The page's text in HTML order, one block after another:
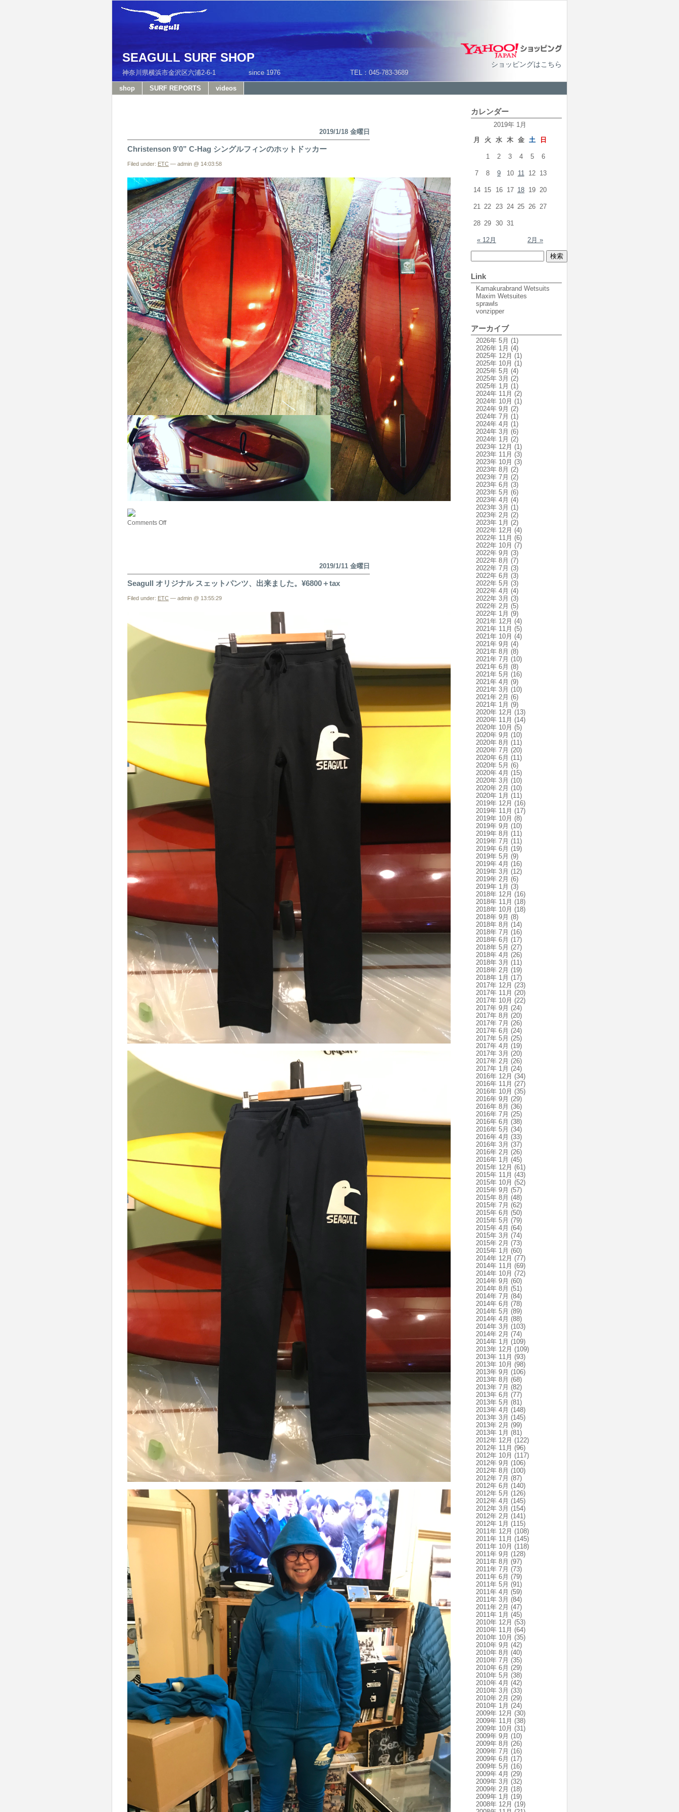
SEAGULL SURF SHOP
神奈川県横浜市金沢区六浦2-6-1 since 1976 TEL：045-783-3689
ショッピングはこちら
shop SURF REPORTS videos
2019/1/18 金曜日
Christenson 9’0” C-Hag シングルフィンのホットドッカー
Filed under: ETC — admin @ 14:03:58
Comments Off
2019/1/11 金曜日
Seagull オリジナル スェットパンツ、出来ました。¥6800＋tax
Filed under: ETC — admin @ 13:55:29
カレンダー
2019年 1月
月
火 水 木 金 土 日
« 12月 2月 »
1 2 3 4 5 6
7 8 9 10 11 12 13
14 15 16 17 18 19 20
21 22 23 24 25 26 27
28 29 30 31
Link
Kamakurabrand Wetsuits
Maxim Wetsuites
sprawls
vonzipper
アーカイブ
2026年 5月 (1)
2026年 1月 (4)
2025年 12月 (1)
2025年 10月 (1)
2025年 5月 (4)
2025年 3月 (2)
2025年 1月 (1)
2024年 11月 (2)
2024年 10月 (1)
2024年 9月 (2)
2024年 7月 (1)
2024年 4月 (1)
2024年 3月 (6)
2024年 1月 (2)
2023年 12月 (1)
2023年 11月 (3)
2023年 10月 (3)
2023年 8月 (2)
2023年 7月 (2)
2023年 6月 (3)
2023年 5月 (6)
2023年 4月 (4)
2023年 3月 (1)
2023年 2月 (2)
2023年 1月 (2)
2022年 12月 (4)
2022年 11月 (6)
2022年 10月 (7)
2022年 9月 (3)
2022年 8月 (7)
2022年 7月 (3)
2022年 6月 (3)
2022年 5月 (3)
2022年 4月 (4)
2022年 3月 (3)
2022年 2月 (5)
2022年 1月 (9)
2021年 12月 (4)
2021年 11月 (5)
2021年 10月 (4)
2021年 9月 (4)
2021年 8月 (8)
2021年 7月 (10)
2021年 6月 (8)
2021年 5月 (16)
2021年 4月 (9)
2021年 3月 (10)
2021年 2月 (6)
2021年 1月 (9)
2020年 12月 (13)
2020年 11月 (14)
2020年 10月 (5)
2020年 9月 (10)
2020年 8月 (11)
2020年 7月 (20)
2020年 6月 (11)
2020年 5月 (6)
2020年 4月 (15)
2020年 3月 (10)
2020年 2月 (10)
2020年 1月 (11)
2019年 12月 (16)
2019年 11月 (17)
2019年 10月 (8)
2019年 9月 (10)
2019年 8月 (11)
2019年 7月 (11)
2019年 6月 (19)
2019年 5月 (9)
2019年 4月 (16)
2019年 3月 (12)
2019年 2月 (6)
2019年 1月 (3)
2018年 12月 (16)
2018年 11月 (18)
2018年 10月 (18)
2018年 9月 (8)
2018年 8月 (14)
2018年 7月 (16)
2018年 6月 (17)
2018年 5月 (27)
2018年 4月 (26)
2018年 3月 (11)
2018年 2月 (19)
2018年 1月 (17)
2017年 12月 (23)
2017年 11月 (20)
2017年 10月 (22)
2017年 9月 (24)
2017年 8月 (20)
2017年 7月 (26)
2017年 6月 (24)
2017年 5月 (25)
2017年 4月 (19)
2017年 3月 (20)
2017年 2月 (26)
2017年 1月 (24)
2016年 12月 (34)
2016年 11月 (27)
2016年 10月 (35)
2016年 9月 (29)
2016年 8月 (36)
2016年 7月 (25)
2016年 6月 (38)
2016年 5月 (34)
2016年 4月 (33)
2016年 3月 (37)
2016年 2月 (26)
2016年 1月 (45)
2015年 12月 (61)
2015年 11月 (43)
2015年 10月 (52)
2015年 9月 (57)
2015年 8月 (48)
2015年 7月 (62)
2015年 6月 (50)
2015年 5月 (79)
2015年 4月 (64)
2015年 3月 (74)
2015年 2月 (73)
2015年 1月 (60)
2014年 12月 (77)
2014年 11月 (69)
2014年 10月 (72)
2014年 9月 (60)
2014年 8月 (51)
2014年 7月 (84)
2014年 6月 (78)
2014年 5月 (89)
2014年 4月 (88)
2014年 3月 (103)
2014年 2月 (74)
2014年 1月 (109)
2013年 12月 (109)
2013年 11月 (93)
2013年 10月 (98)
2013年 9月 (106)
2013年 8月 (68)
2013年 7月 (82)
2013年 6月 (77)
2013年 5月 (81)
2013年 4月 (148)
2013年 3月 (145)
2013年 2月 (99)
2013年 1月 (81)
2012年 12月 (122)
2012年 11月 (96)
2012年 10月 (117)
2012年 9月 (106)
2012年 8月 (100)
2012年 7月 (87)
2012年 6月 (140)
2012年 5月 (126)
2012年 4月 (145)
2012年 3月 (154)
2012年 2月 (141)
2012年 1月 (115)
2011年 12月 (108)
2011年 11月 (145)
2011年 10月 (118)
2011年 9月 (128)
2011年 8月 (97)
2011年 7月 (73)
2011年 6月 (79)
2011年 5月 (91)
2011年 4月 (59)
2011年 3月 (84)
2011年 2月 (47)
2011年 1月 (45)
2010年 12月 (53)
2010年 11月 (64)
2010年 10月 (35)
2010年 9月 (42)
2010年 8月 (40)
2010年 7月 (35)
2010年 6月 (29)
2010年 5月 (38)
2010年 4月 (42)
2010年 3月 (33)
2010年 2月 (29)
2010年 1月 (24)
2009年 12月 (30)
2009年 11月 (38)
2009年 10月 (31)
2009年 9月 (10)
2009年 8月 (26)
2009年 7月 (16)
2009年 6月 (17)
2009年 5月 (16)
2009年 4月 (29)
2009年 3月 (32)
2009年 2月 (18)
2009年 1月 (19)
2008年 12月 (19)